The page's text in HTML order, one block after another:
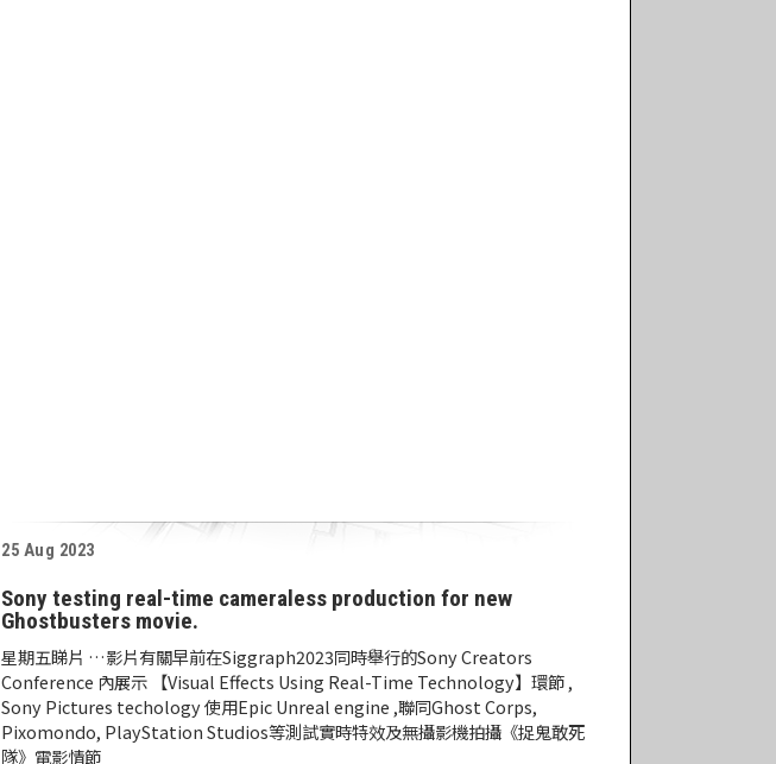
25 Aug 2023
Sony testing real-time cameraless production for new
Ghostbusters movie.
星期五睇片 …影片有關早前在Siggraph2023同時舉行的Sony Creators
Conference 內展示 【Visual Effects Using Real-Time Technology】環節 ,
Sony Pictures techology 使用Epic Unreal engine ,聯同Ghost Corps,
Pixomondo, PlayStation Studios等測試實時特效及無攝影機拍攝《捉鬼敢死
隊》電影情節